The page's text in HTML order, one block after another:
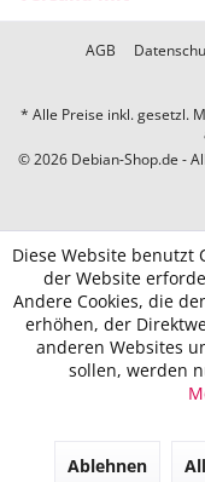
AGB
* Alle Preise inkl. gesetzl.
© 2026 Debian-Shop.de -
Diese Website benutzt
der Website
Andere Cookies, die
erhöhen, der
anderen Websites
sollen, werden
Ablehnen